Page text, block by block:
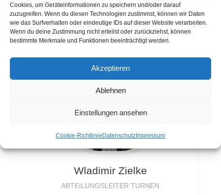
Cookies, um Geräteinformationen zu speichern und/oder darauf
zuzugreifen. Wenn du diesen Technologien zustimmst, können wir Daten
wie das Surfverhalten oder eindeutige IDs auf dieser Website verarbeiten.
Wenn du deine Zustimmung nicht erteilst oder zurückziehst, können
bestimmte Merkmale und Funktionen beeinträchtigt werden.
Akzeptieren
Ablehnen
Einstellungen ansehen
Cookie-RichtlinieDatenschutzImpressum
Wladimir Zielke
ABTEILUNGSLEITER TURNEN